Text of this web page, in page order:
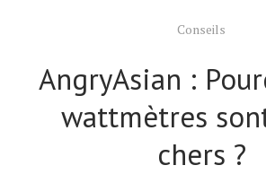
Conseils
AngryAsian :
wattmètres
chers ?